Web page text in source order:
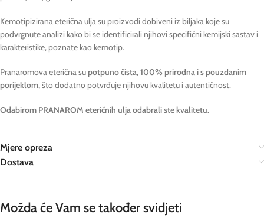
Kemotipizirana eterična ulja su proizvodi dobiveni iz biljaka koje su
podvrgnute analizi kako bi se identificirali njihovi specifični kemijski sastav i
karakteristike, poznate kao kemotip.
Pranaromova eterična supotpuno čista, 100% prirodna i s pouzdanim
porijeklom,što dodatno potvrđuje njihovu kvalitetu i autentičnost.
Odabirom PRANAROM eteričnih ulja odabrali ste kvalitetu.
Mjere opreza
Dostava
Možda će Vam se također svidjeti